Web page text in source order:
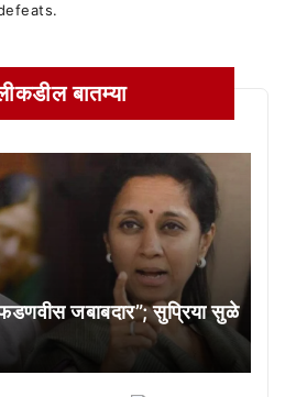
बातम्या
फडणवीस जबाबदार”; सुप्रिया सुळे